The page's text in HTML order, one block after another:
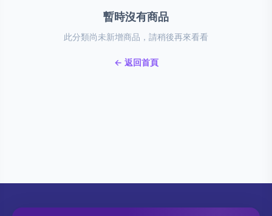
暫時沒有商品
此分類尚未新增商品，請稍後再來看看
← 返回首頁